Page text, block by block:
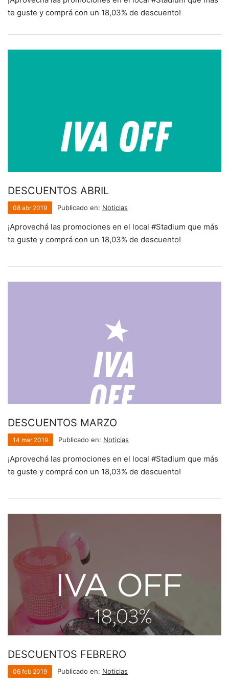
te guste y comprá con un 18,03% de descuento!
DESCUENTOS ABRIL
08 abr 2019 Publicado en: Noticias
¡Aprovechá las promociones en el local #Stadium que más
te guste y comprá con un 18,03% de descuento!
DESCUENTOS MARZO
14 mar 2019 Publicado en: Noticias
¡Aprovechá las promociones en el local #Stadium que más
te guste y comprá con un 18,03% de descuento!
DESCUENTOS FEBRERO
06 feb 2019 Publicado en: Noticias